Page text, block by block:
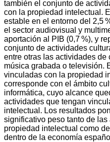
también el conjunto de
con la propiedad intelectual.
estable en el entorno del 2,5
el sector audiovisual y
aportación al PIB (0,7 %), y
conjunto de actividades
entre otras las actividades
música grabada o televisión.
vinculadas con la propiedad
corresponde con el ámbito
informática, cuyo alcance
actividades que tengan
intelectual. Los resultados
significativo peso tanto de
propiedad intelectual como
dentro de la economía